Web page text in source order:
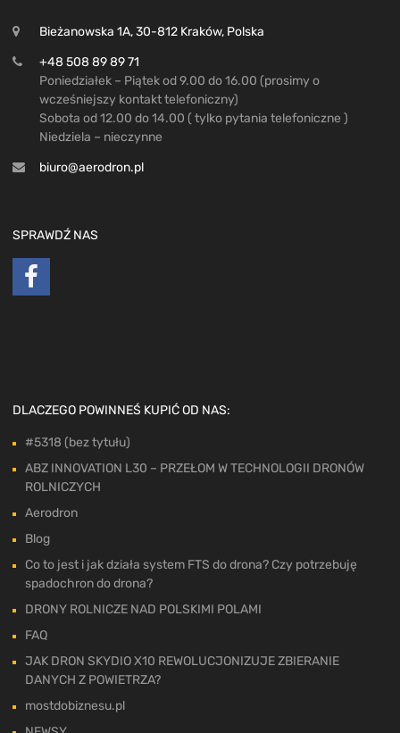
Bieżanowska 1A, 30-812 Kraków, Polska
+48 508 89 89 71
Poniedziałek – Piątek od 9.00 do 16.00 (prosimy o
wcześniejszy kontakt telefoniczny)
Sobota od 12.00 do 14.00 ( tylko pytania telefoniczne )
Niedziela – nieczynne
biuro@aerodron.pl
SPRAWDŹ NAS
DLACZEGO POWINNEŚ KUPIĆ OD NAS:
#5318 (bez tytułu)
ABZ INNOVATION L30 – PRZEŁOM W TECHNOLOGII DRONÓW
ROLNICZYCH
Aerodron
Blog
Co to jest i jak działa system FTS do drona? Czy potrzebuję
spadochron do drona?
DRONY ROLNICZE NAD POLSKIMI POLAMI
FAQ
JAK DRON SKYDIO X10 REWOLUCJONIZUJE ZBIERANIE
DANYCH Z POWIETRZA?
mostdobiznesu.pl